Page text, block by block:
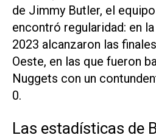
de Jimmy Butler, el
encontró regularidad: en
2023 alcanzaron las
Oeste, en las que fueron
Nuggets con un
0.
Las estadísticas de